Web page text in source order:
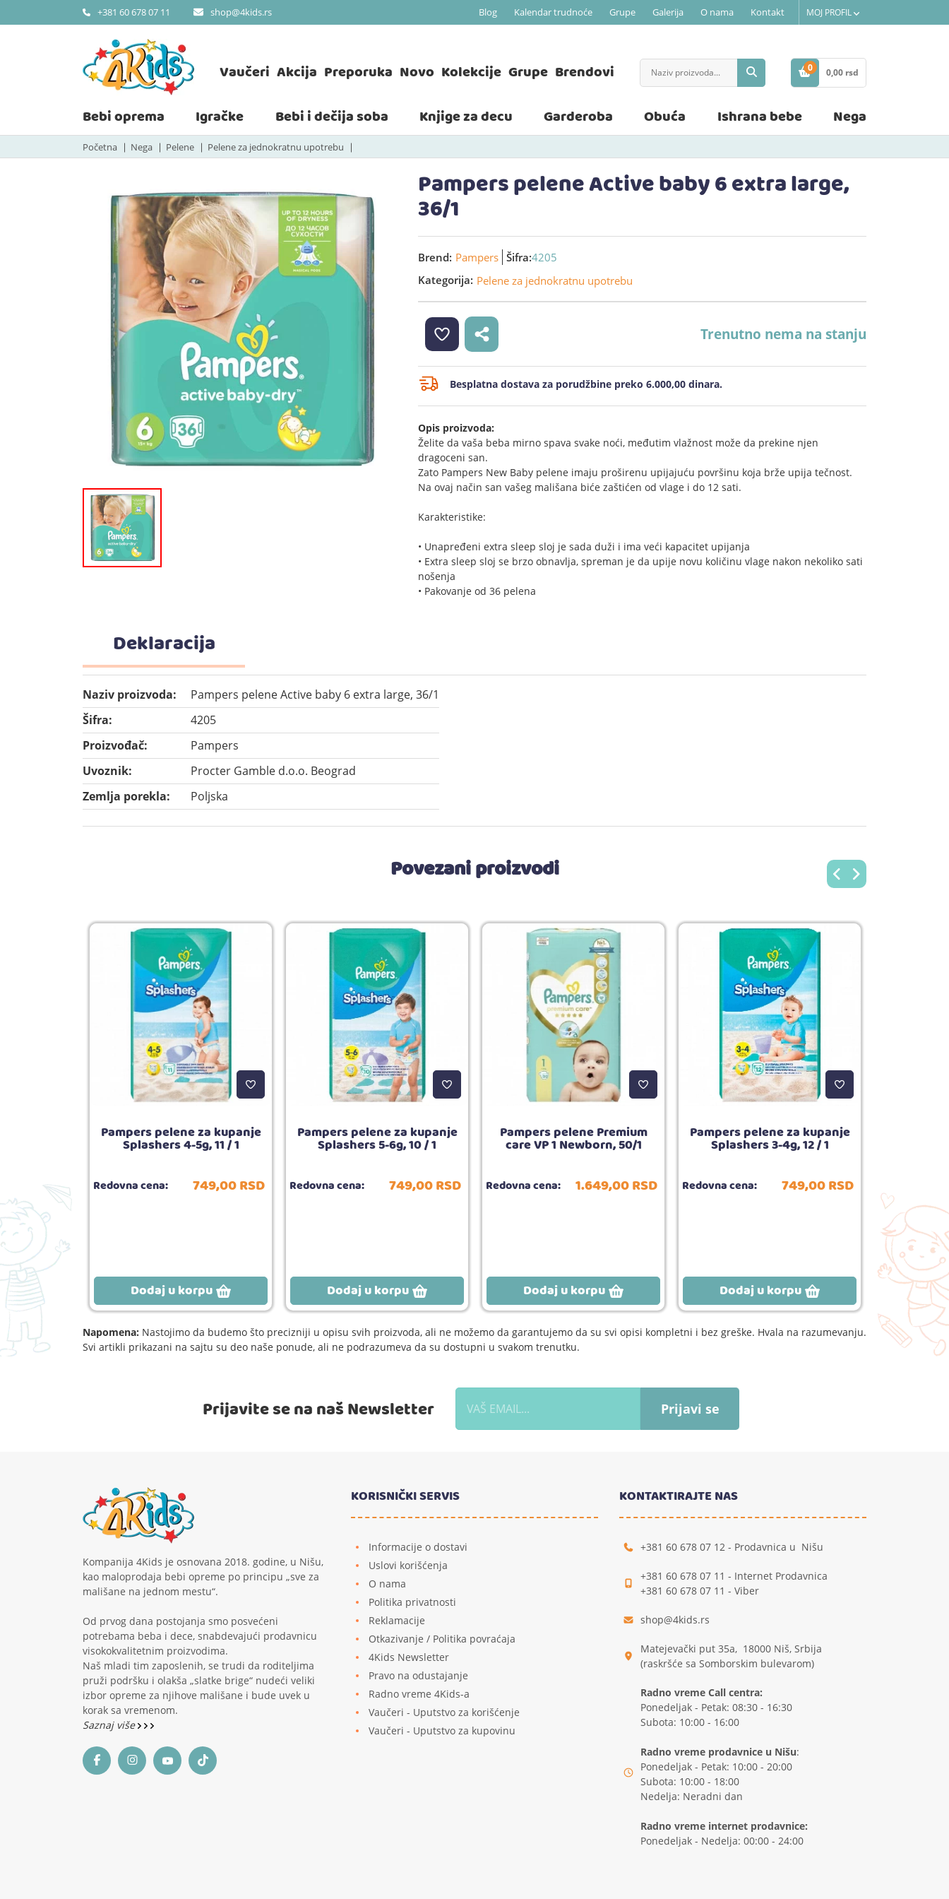
+381 60 678 07 11 shop@4kids.rs Blog Kalendar trudnoće Grupe Galerija O nama Kontakt MOJ PROFIL
Vaučeri Akcija Preporuka Novo Kolekcije Grupe Brendovi
0
STAVKE
0,00 rsd
Bebi oprema Igračke Bebi i dečija soba Knjige za decu Garderoba Obuća Ishrana bebe Nega
Početna Nega Pelene Pelene za jednokratnu upotrebu
Pampers pelene Active baby 6 extra large,
36/1
Brend: Pampers Šifra:4205
Kategorija: Pelene za jednokratnu upotrebu
Trenutno nema na stanju
Besplatna dostava za porudžbine preko 6.000,00 dinara.
Opis proizvoda:
Želite da vaša beba mirno spava svake noći, međutim vlažnost može da prekine njen
dragoceni san.
Zato Pampers New Baby pelene imaju proširenu upijajuću površinu koja brže upija tečnost.
Na ovaj način san vašeg mališana biće zaštićen od vlage i do 12 sati.
Karakteristike:
• Unapređeni extra sleep sloj je sada duži i ima veći kapacitet upijanja
• Extra sleep sloj se brzo obnavlja, spreman je da upije novu količinu vlage nakon nekoliko sati
nošenja
• Pakovanje od 36 pelena
Deklaracija
Naziv proizvoda:
Pampers pelene Active baby 6 extra large, 36/1
Šifra:
4205
Proizvođač:
Pampers
Uvoznik:
Procter Gamble d.o.o. Beograd
Zemlja porekla:
Poljska
Povezani proizvodi
RSD
Pampers pelene za kupanje
Splashers 4-5g, 11 / 1
Redovna cena: 749,00RSD
Dodaj u korpu
Pampers pelene za kupanje
Splashers 5-6g, 10 / 1
Redovna cena: 749,00RSD
Dodaj u korpu
Pampers pelene Premium
care VP 1 Newborn, 50/1
Redovna cena: 1.649,00RSD
Dodaj u korpu
Pampers pelene za kupanje
Splashers 3-4g, 12 / 1
Redovna cena: 749,00RSD
Dodaj u korpu
Napomena: Nastojimo da budemo što precizniji u opisu svih proizvoda, ali ne možemo da garantujemo da su svi opisi kompletni i bez greške. Hvala na razumevanju.
Svi artikli prikazani na sajtu su deo naše ponude, ali ne podrazumeva da su dostupni u svakom trenutku.
Prijavite se na naš Newsletter Prijavi se
Kompanija 4Kids je osnovana 2018. godine, u Nišu,
kao maloprodaja bebi opreme po principu „sve za
mališane na jednom mestu“.
Od prvog dana postojanja smo posvećeni
potrebama beba i dece, snabdevajući prodavnicu
visokokvalitetnim proizvodima.
Naš mladi tim zaposlenih, se trudi da roditeljima
pruži podršku i olakša „slatke brige“ nudeći veliki
izbor opreme za njihove mališane i bude uvek u
korak sa vremenom.
Saznaj više
KORISNIČKI SERVIS
Informacije o dostavi
Uslovi korišćenja
O nama
Politika privatnosti
Reklamacije
Otkazivanje / Politika povraćaja
4Kids Newsletter
Pravo na odustajanje
Radno vreme 4Kids-a
Vaučeri - Uputstvo za korišćenje
Vaučeri - Uputstvo za kupovinu
KONTAKTIRAJTE NAS
+381 60 678 07 12 - Prodavnica u Nišu
+381 60 678 07 11 - Internet Prodavnica
+381 60 678 07 11 - Viber
shop@4kids.rs
Matejevački put 35a, 18000 Niš, Srbija
(raskršće sa Somborskim bulevarom)
Radno vreme Call centra:
Ponedeljak - Petak: 08:30 - 16:30
Subota: 10:00 - 16:00
Radno vreme prodavnice u Nišu:
Ponedeljak - Petak: 10:00 - 20:00
Subota: 10:00 - 18:00
Nedelja: Neradni dan
Radno vreme internet prodavnice:
Ponedeljak - Nedelja: 00:00 - 24:00